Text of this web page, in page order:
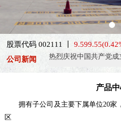
股票代码 002111 丨9.599.55
公司新闻
热烈庆祝中国共产党成
产品
拥有子公司及主要下属单位20家
区